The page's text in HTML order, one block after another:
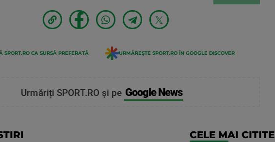
SPORT.RO CA SURSĂ PREFERATĂ URMĂREȘTE SPORT.RO ÎN GOOGLE DISCOVER
Urmăriți SPORT.RO și pe Google News
CELE MAI CITITE